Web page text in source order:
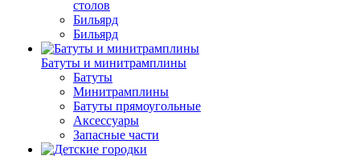
столов
Бильяpд
Бильяpд
Батуты и минитрамплины
Батуты
Минитрамплины
Батуты прямоугольные
Аксессуары
Запасные части